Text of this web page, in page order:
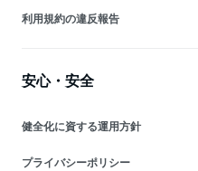
利用規約の違反報告
安心・安全
健全化に資する運用方針
プライバシーポリシー